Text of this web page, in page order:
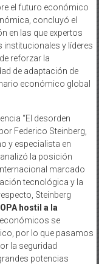
el futuro económico
concluyó el
en las que expertos
institucionales y líderes
reforzar la
de adaptación de
económico global
“El desorden
Federico Steinberg,
y especialista en
la posición
marcado
tecnológica y la
Steinberg
hostil a la
económicos se
por lo que pasamos
la seguridad
potencias